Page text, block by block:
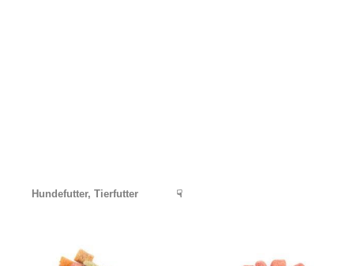
Hundefutter, Tierfutter ☟